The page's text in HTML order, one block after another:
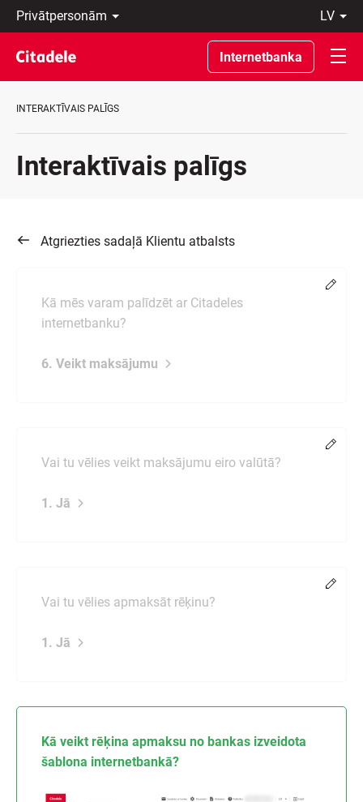
Privātpersonām
Uzņēmumiem
Private
Banking
Par
C
lv
Latviski
По-
русски
In
Internetbanka
INTERAKTĪVAIS PALĪGS
Interaktīvais palīgs
Atgriezties sadaļā Klientu atbalsts
Kā mēs varam palīdzēt ar Citadeles
internetbanku?
6. Veikt maksājumu
Vai tu vēlies veikt maksājumu eiro valūtā?
1. Jā
Vai tu vēlies apmaksāt rēķinu?
1. Jā
Kā veikt rēķina apmaksu no bankas izveidota
šablona internetbankā?